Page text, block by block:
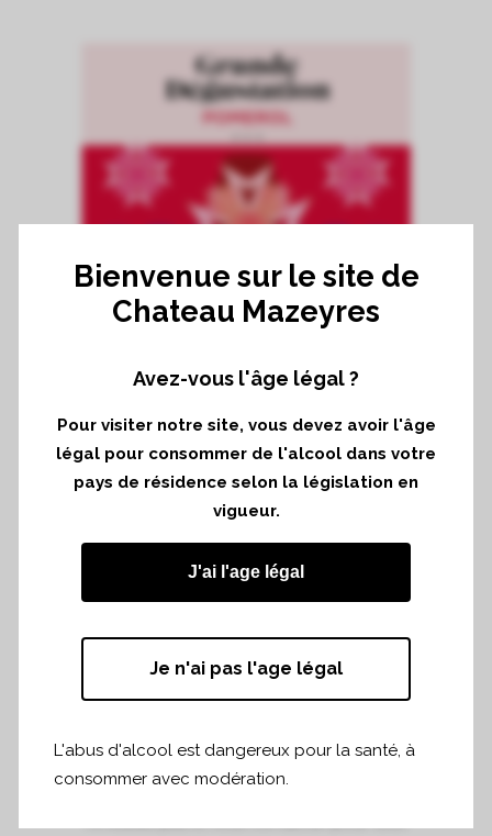
Nous vous donnons rendez-vous le 13
février pour La Grande Dégustation
Pomerol à l’hôtel Intercontinental Paris Le
Grand organisée par le magazine Terre de
Vins et le syndicat de Pomerol.
La dégustation est réservée aux
ouverte au grand public de 18h à 21h.
Bienvenue sur le site de
Chateau Mazeyres
Avez-vous l'âge légal ?
Pour visiter notre site, vous devez avoir l'âge
légal pour consommer de l'alcool dans votre
pays de résidence selon la législation en
vigueur.
J'ai l'age légal
Je n'ai pas l'age légal
L'abus d'alcool est dangereux pour la santé, à
consommer avec modération.